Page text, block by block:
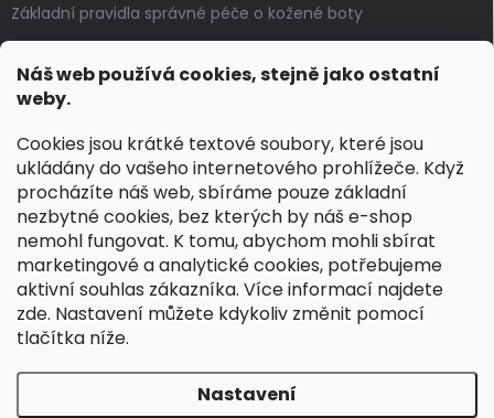
Náš web používá cookies, stejně jako ostatní
weby.
Cookies jsou krátké textové soubory, které jsou
ukládány do vašeho internetového prohlížeče. Když
procházíte náš web, sbíráme pouze základní
nezbytné cookies, bez kterých by náš e-shop
nemohl fungovat. K tomu, abychom mohli sbírat
marketingové a analytické cookies, potřebujeme
aktivní souhlas zákazníka. Více informací najdete
zde. Nastavení můžete kdykoliv změnit pomocí
tlačítka níže.
Nastavení
Základní pravidla správné péče o kožené boty
Výroba českých kožených opasků: vůně pravé kůže, dotek
řemesla
KONTAKT
dotazy@spongr.cz
+420 776 663 962
https://www.facebook.com/spongr.cz
spongr.cz